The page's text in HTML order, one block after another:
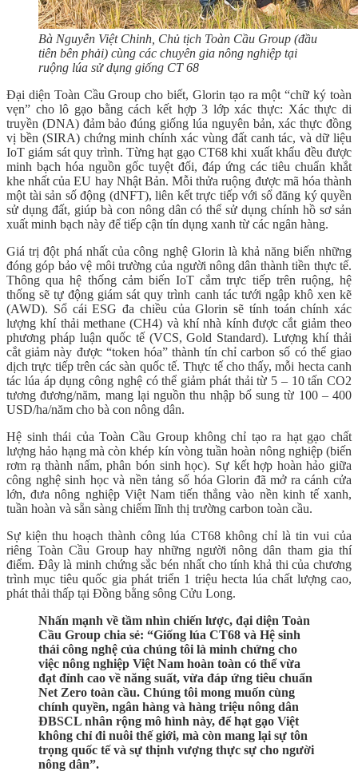
Bà Nguyễn Việt Chinh, Chủ tịch Toàn Cầu Group (đầu
tiên bên phải) cùng các chuyên gia nông nghiệp tại
ruộng lúa sử dụng giống CT 68
Đại diện Toàn Cầu Group cho biết, Glorin tạo ra một “chữ ký toàn
vẹn” cho lô gạo bằng cách kết hợp 3 lớp xác thực: Xác thực di
truyền (DNA) đảm bảo đúng giống lúa nguyên bản, xác thực đồng
vị bền (SIRA) chứng minh chính xác vùng đất canh tác, và dữ liệu
IoT giám sát quy trình. Từng hạt gạo CT68 khi xuất khẩu đều được
minh bạch hóa nguồn gốc tuyệt đối, đáp ứng các tiêu chuẩn khắt
khe nhất của EU hay Nhật Bản. Mỗi thửa ruộng được mã hóa thành
một tài sản số động (dNFT), liên kết trực tiếp với sổ đăng ký quyền
sử dụng đất, giúp bà con nông dân có thể sử dụng chính hồ sơ sản
xuất minh bạch này để tiếp cận tín dụng xanh từ các ngân hàng.
Giá trị đột phá nhất của công nghệ Glorin là khả năng biến những
đóng góp bảo vệ môi trường của người nông dân thành tiền thực tế.
Thông qua hệ thống cảm biến IoT cắm trực tiếp trên ruộng, hệ
thống sẽ tự động giám sát quy trình canh tác tưới ngập khô xen kẽ
(AWD). Sổ cái ESG đa chiều của Glorin sẽ tính toán chính xác
lượng khí thải methane (CH4) và khí nhà kính được cắt giảm theo
phương pháp luận quốc tế (VCS, Gold Standard). Lượng khí thải
cắt giảm này được “token hóa” thành tín chỉ carbon số có thể giao
dịch trực tiếp trên các sàn quốc tế. Thực tế cho thấy, mỗi hecta canh
tác lúa áp dụng công nghệ có thể giảm phát thải từ 5 – 10 tấn CO2
tương đương/năm, mang lại nguồn thu nhập bổ sung từ 100 – 400
USD/ha/năm cho bà con nông dân.
Hệ sinh thái của Toàn Cầu Group không chỉ tạo ra hạt gạo chất
lượng hảo hạng mà còn khép kín vòng tuần hoàn nông nghiệp (biến
rơm rạ thành nấm, phân bón sinh học). Sự kết hợp hoàn hảo giữa
công nghệ sinh học và nền tảng số hóa Glorin đã mở ra cánh cửa
lớn, đưa nông nghiệp Việt Nam tiến thẳng vào nền kinh tế xanh,
tuần hoàn và sẵn sàng chiếm lĩnh thị trường carbon toàn cầu.
Sự kiện thu hoạch thành công lúa CT68 không chỉ là tin vui của
riêng Toàn Cầu Group hay những người nông dân tham gia thí
điểm. Đây là minh chứng sắc bén nhất cho tính khả thi của chương
trình mục tiêu quốc gia phát triển 1 triệu hecta lúa chất lượng cao,
phát thải thấp tại Đồng bằng sông Cửu Long.
Nhấn mạnh về tầm nhìn chiến lược, đại diện Toàn
Cầu Group chia sẻ: “Giống lúa CT68 và Hệ sinh
thái công nghệ của chúng tôi là minh chứng cho
việc nông nghiệp Việt Nam hoàn toàn có thể vừa
đạt đỉnh cao về năng suất, vừa đáp ứng tiêu chuẩn
Net Zero toàn cầu. Chúng tôi mong muốn cùng
chính quyền, ngân hàng và hàng triệu nông dân
ĐBSCL nhân rộng mô hình này, để hạt gạo Việt
không chỉ đi nuôi thế giới, mà còn mang lại sự tôn
trọng quốc tế và sự thịnh vượng thực sự cho người
nông dân”.